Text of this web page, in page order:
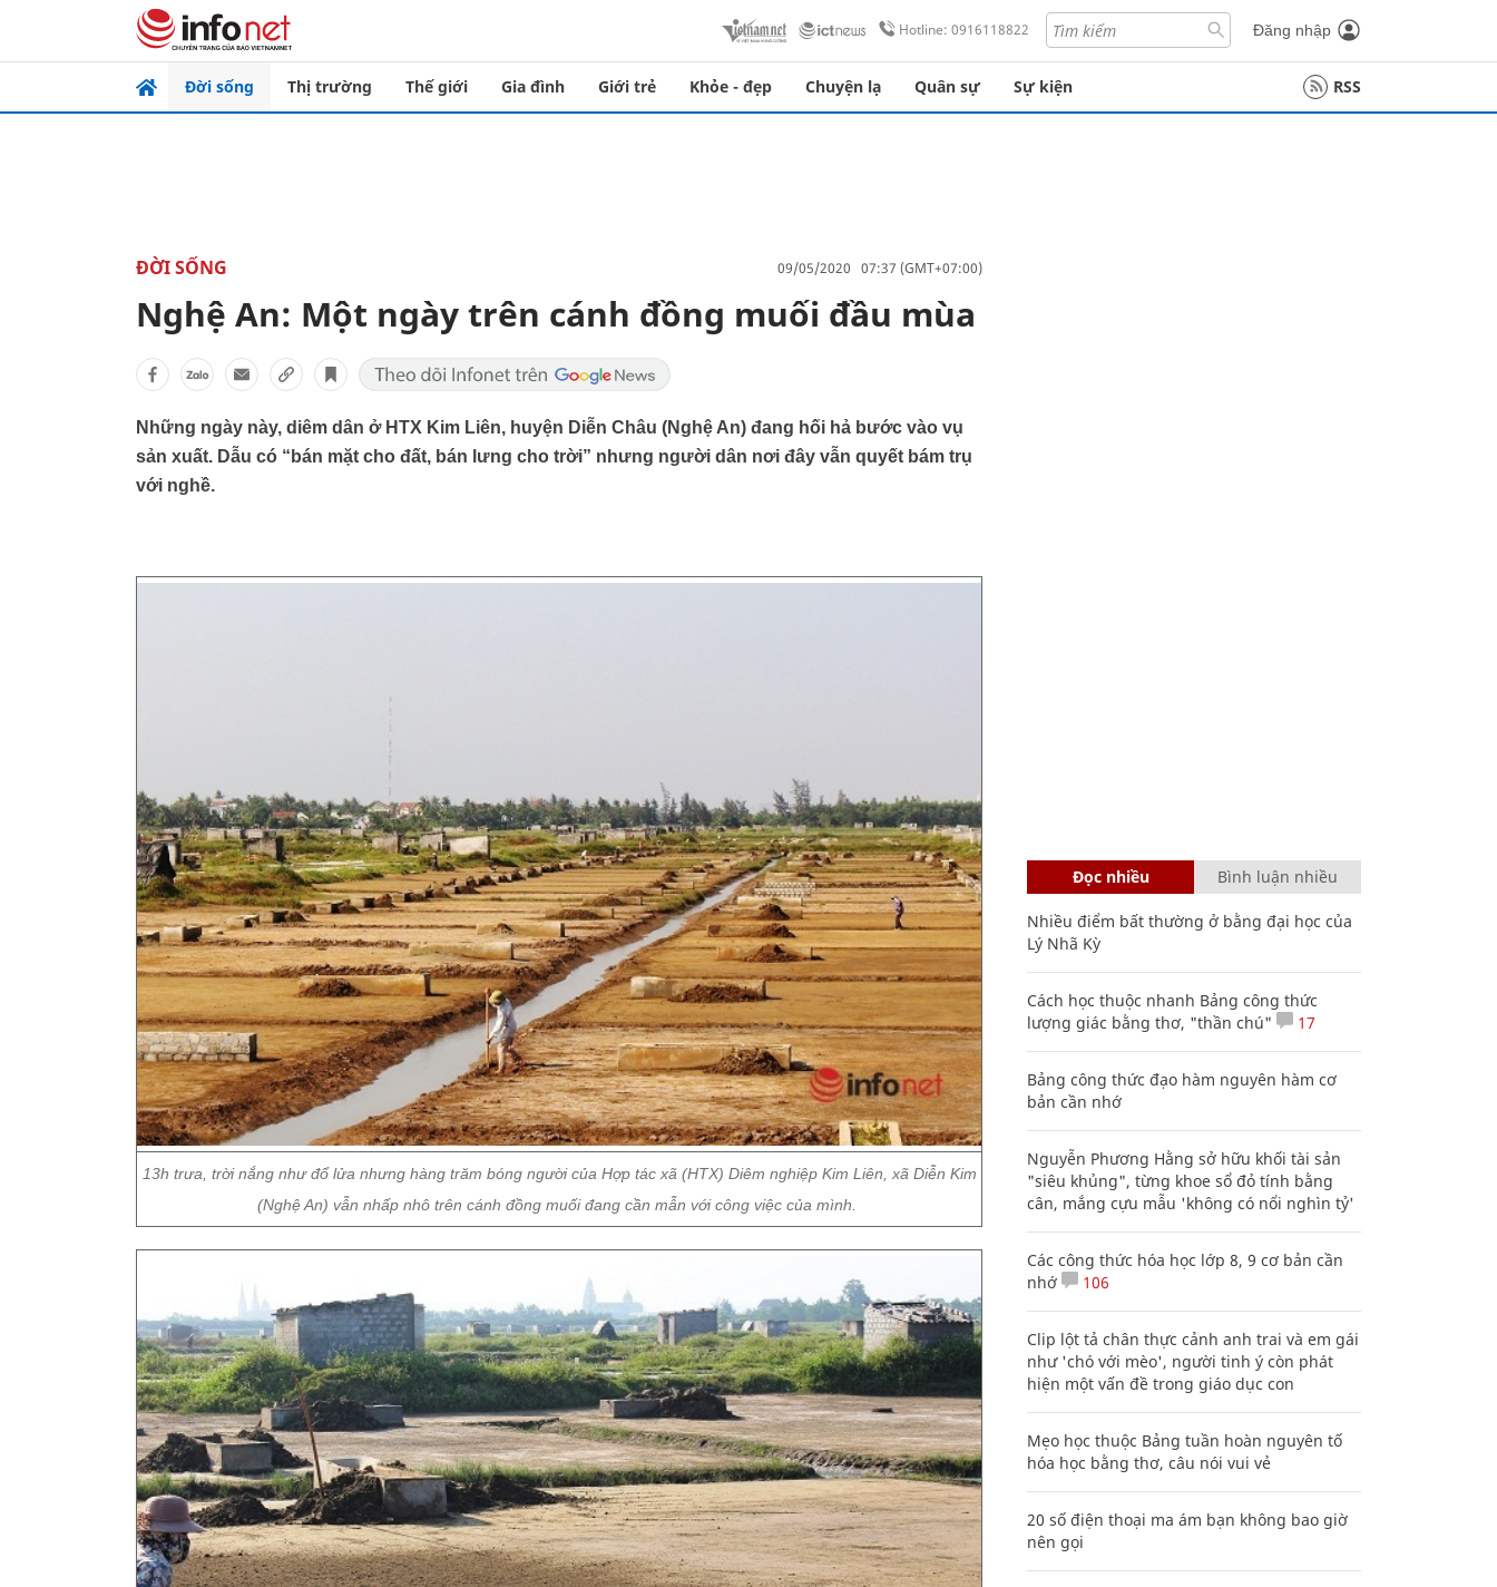
Hotline: 0916118822 Đăng nhập
Đời sống Thị trường Thế giới Gia đình Giới trẻ Khỏe - đẹp Chuyện lạ Quân sự Sự kiện RSS
ĐỜI SỐNG 09/05/2020 07:37 (GMT+07:00)
Nghệ An: Một ngày trên cánh đồng muối đầu mùa
Những ngày này, diêm dân ở HTX Kim Liên, huyện Diễn Châu (Nghệ An) đang hối hả bước vào vụ
sản xuất. Dẫu có “bán mặt cho đất, bán lưng cho trời” nhưng người dân nơi đây vẫn quyết bám trụ
với nghề.
13h trưa, trời nắng như đổ lửa nhưng hàng trăm bóng người của Hợp tác xã (HTX) Diêm nghiệp Kim Liên, xã Diễn Kim
(Nghệ An) vẫn nhấp nhô trên cánh đồng muối đang cần mẫn với công việc của mình.
Đọc nhiều Bình luận nhiều
Nhiều điểm bất thường ở bằng đại học của
Lý Nhã Kỳ
Cách học thuộc nhanh Bảng công thức
lượng giác bằng thơ, "thần chú"
17
Bảng công thức đạo hàm nguyên hàm cơ
bản cần nhớ
Nguyễn Phương Hằng sở hữu khối tài sản
"siêu khủng", từng khoe sổ đỏ tính bằng
cân, mắng cựu mẫu 'không có nổi nghìn tỷ'
Các công thức hóa học lớp 8, 9 cơ bản cần
nhớ
106
Clip lột tả chân thực cảnh anh trai và em gái
như 'chó với mèo', người tinh ý còn phát
hiện một vấn đề trong giáo dục con
Mẹo học thuộc Bảng tuần hoàn nguyên tố
hóa học bằng thơ, câu nói vui vẻ
20 số điện thoại ma ám bạn không bao giờ
nên gọi